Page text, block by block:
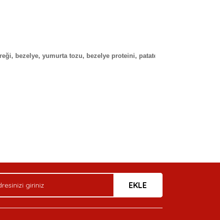
bezelye, yumurta tozu, bezelye proteini, patates nişastası,
EKLE